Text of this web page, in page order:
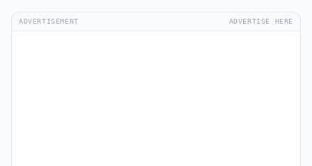
ADVERTISEMENT ADVERTISE HERE